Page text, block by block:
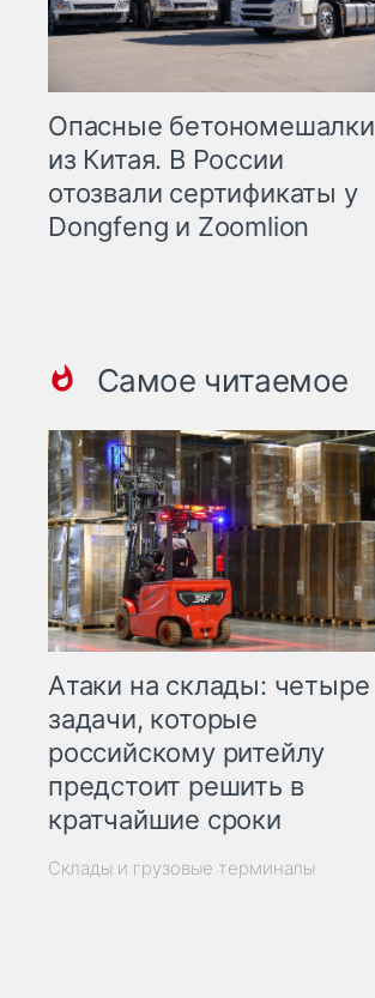
Опасные бетономешалки
из Китая. В России
отозвали сертификаты у
Dongfeng и Zoomlion
Самое читаемое
Атаки на склады: четыре
задачи, которые
российскому ритейлу
предстоит решить в
кратчайшие сроки
Склады и грузовые терминалы